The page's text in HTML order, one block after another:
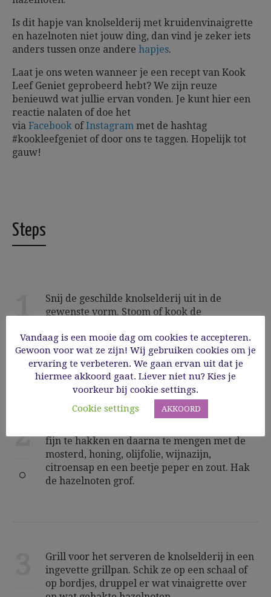
Is dit hapje van knolselderij met kruidenvinaigrette
en hazelnoten niet jouw ding, dan vind je zeker iets
anders tussen onze andere hapjes.
Laat je ons weten wanneer je een recept van Kook
Leef Geniet geprobeerd hebt? We zijn reuze
benieuwd wat jullie ervan vonden. Je kunt hier een
reactie nalaten of doe het
via Facebook ofInstagram met de hashtag
#kookleefgeniet of door ons te taggen. Hopelijk tot
gauw!
Steps
1
Snij de geschilde knolselderij uit in de
gewenste vorm. Stoom of kook de
selderij af en laat uitlekken. Bewaar tot
gebruik in de koelkast.
2
fijn te hakken en daarna te mengen met de
mosterd, honing, olijfolie, wijnazijn,
citroensap en een beetje peper en zout. Hak
de hazelnoten grof.
Grill voor het serveren de knolselderij in een
ingevette grillpan. Schik ze op een schaal of
op bordjes, druppel er wat vinaigrette over
Vandaag is een mooie dag om cookies te accepteren.
Gewoon voor wat ze zijn! Wij gebruiken cookies om je
ervaring te verbeteren. We gaan ervan uit dat je
hiermee akkoord gaat. Liever niet nu? Kies je
voorkeur bij cookie settings.
Cookie settings
AKKOORD